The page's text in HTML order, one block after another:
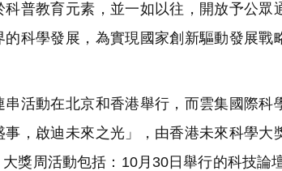
普教育元素，並一如以往，開放予公眾
科學發展，為實現國家創新驅動發展戰
活動在北京和香港舉行，而雲集國際科
，啟迪未來之光」，由香港未來科學大
獎周活動包括：10月30日舉行的科技論